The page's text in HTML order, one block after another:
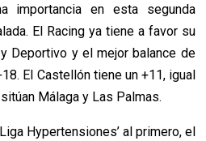
importancia en esta segunda
El Racing ya tiene a favor su
Deportivo y el mejor balance de
El Castellón tiene un +11, igual
Málaga y Las Palmas.
Hypertensiones’ al primero, el